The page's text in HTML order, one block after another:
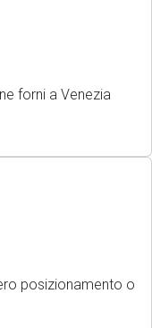
forni a Venezia
posizionamento o